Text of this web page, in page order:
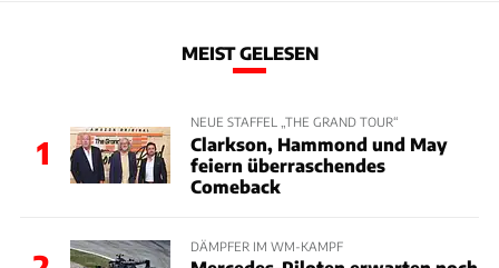
MEIST GELESEN
1
NEUE STAFFEL „THE GRAND TOUR“
Clarkson, Hammond und May
feiern überraschendes
Comeback
DÄMPFER IM WM-KAMPF